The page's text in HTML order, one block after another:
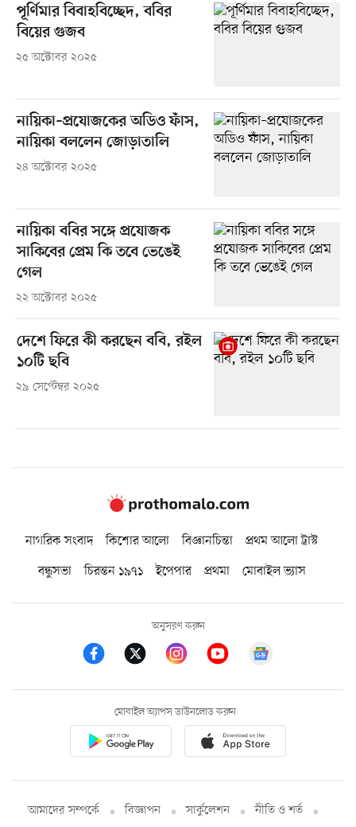
পূর্ণিমার বিবাহবিচ্ছেদ, ববির
বিয়ের গুজব
২৫ অক্টোবর ২০২৫
নায়িকা–প্রযোজকের অডিও ফাঁস,
নায়িকা বললেন জোড়াতালি
২৪ অক্টোবর ২০২৫
নায়িকা ববির সঙ্গে প্রযোজক
সাকিবের প্রেম কি তবে ভেঙেই
গেল
২২ অক্টোবর ২০২৫
দেশে ফিরে কী করছেন ববি, রইল
১০টি ছবি
২৯ সেপ্টেম্বর ২০২৫
নাগরিক সংবাদ কিশোর আলো বিজ্ঞানচিন্তা
প্রথম আলো ট্রাস্ট
বন্ধুসভা
চিরন্তন ১৯৭১ ইপেপার প্রথমা মোবাইল ভ্যাস
অনুসরণ করুন
মোবাইল অ্যাপস ডাউনলোড করুন
আমাদের সম্পর্কে বিজ্ঞাপন সার্কুলেশন নীতি ও শর্ত